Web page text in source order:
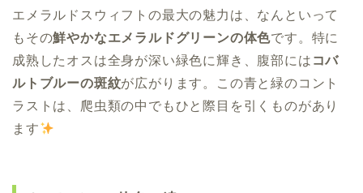
エメラルドスウィフトの最大の魅力は、なんといって
もその鮮やかなエメラルドグリーンの体色です。特に
成熟したオスは全身が深い緑色に輝き、腹部には コバ
ルトブルーの斑紋が広がります。この青と緑のコント
ラストは、爬虫類の中でもひと際目を引くものがあり
ます